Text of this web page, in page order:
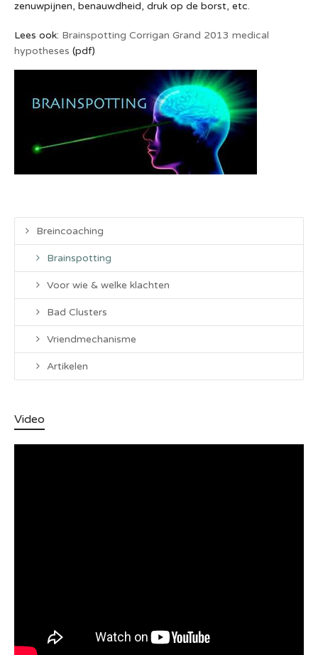
zenuwpijnen, benauwdheid, druk op de borst, etc.
Lees ook: Brainspotting Corrigan Grand 2013 medical
hypotheses (pdf)
Breincoaching
Brainspotting
Voor wie & welke klachten
Bad Clusters
Vriendmechanisme
Artikelen
Video